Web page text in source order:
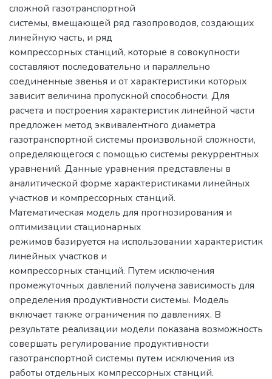
сложной газотранспортной
системы, вмещающей ряд газопроводов, создающих
линейную часть, и ряд
компрессорных станций, которые в совокупности
составляют последовательно и параллельно
соединенные звенья и от характеристики которых
зависит величина пропускной способности. Для
расчета и построения характеристик линейной части
предложен метод эквивалентного диаметра
газотранспортной системы произвольной сложности,
определяющегося с помощью системы рекуррентных
уравнений. Данные уравнения представлены в
аналитической форме характеристиками линейных
участков и компрессорных станций.
Математическая модель для прогнозирования и
оптимизации стационарных
режимов базируется на использовании характеристик
линейных участков и
компрессорных станций. Путем исключения
промежуточных давлений получена зависимость для
определения продуктивности системы. Модель
включает также ограничения по давлениях. В
результате реализации модели показана возможность
совершать регулирование продуктивности
газотранспортной системы путем исключения из
работы отдельных компрессорных станций.